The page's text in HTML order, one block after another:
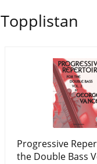
Topplistan
Progressive
the Double Bass